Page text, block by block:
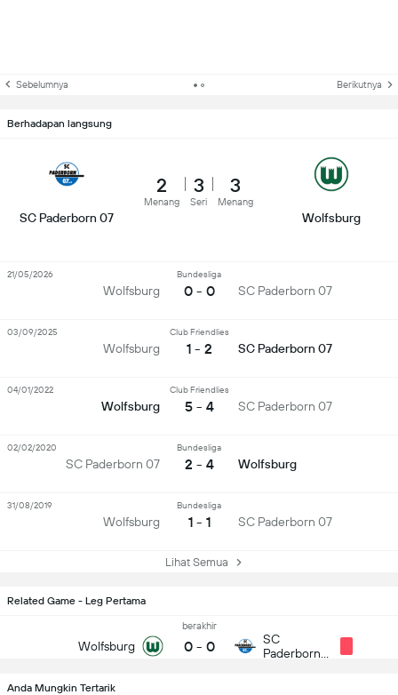
Related Game - Leg Pertama
Wolfsburg
berakhir
0 - 0
SC
Paderborn
Sebelumnya Berikutnya
Berhadapan langsung
SC Paderborn 07
2
Menang
3
Seri
3
Menang
Wolfsburg
Wolfsburg
Bundesliga
0 - 0 SC Paderborn 07
21/05/2026
Wolfsburg
Club Friendlies
1 - 2 SC Paderborn 07
03/09/2025
Wolfsburg
Club Friendlies
5 - 4 SC Paderborn 07
04/01/2022
SC Paderborn 07
Bundesliga
2 - 4 Wolfsburg
02/02/2020
Wolfsburg
Bundesliga
1 - 1 SC Paderborn 07
31/08/2019
Lihat Semua
Anda Mungkin Tertarik